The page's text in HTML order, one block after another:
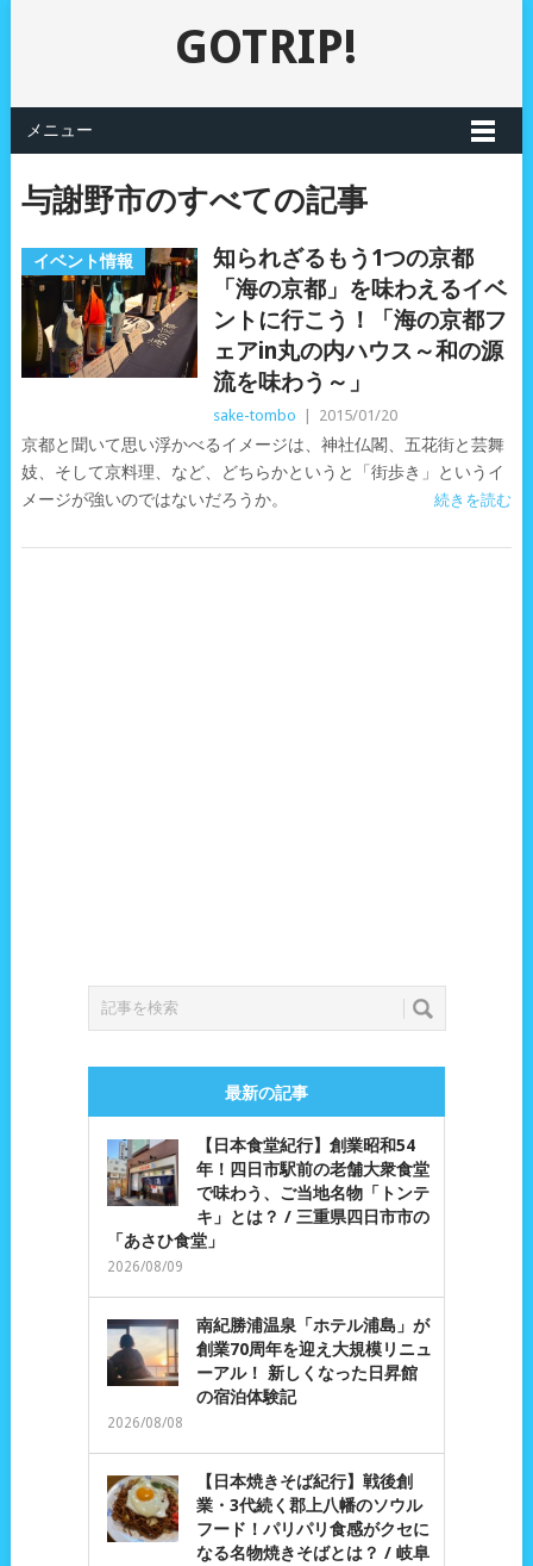
GOTRIP!
メニュー
与謝野市のすべての記事
イベント情報
知られざるもう1つの京都
「海の京都」を味わえるイベ
ントに行こう！「海の京都フ
ェアin丸の内ハウス～和の源
流を味わう～」
sake-tombo 2015/01/20
京都と聞いて思い浮かべるイメージは、神社仏閣、五花街と芸舞
妓、そして京料理、など、どちらかというと「街歩き」というイ
メージが強いのではないだろうか。
続きを読む
最新の記事
【日本食堂紀行】創業昭和54
年！四日市駅前の老舗大衆食堂
で味わう、ご当地名物「トンテ
キ」とは？ / 三重県四日市市の
「あさひ食堂」
2026/08/09
南紀勝浦温泉「ホテル浦島」が
創業70周年を迎え大規模リニュ
ーアル！ 新しくなった日昇館
の宿泊体験記
2026/08/08
【日本焼きそば紀行】戦後創
業・3代続く郡上八幡のソウル
フード！パリパリ食感がクセに
なる名物焼きそばとは？ / 岐阜